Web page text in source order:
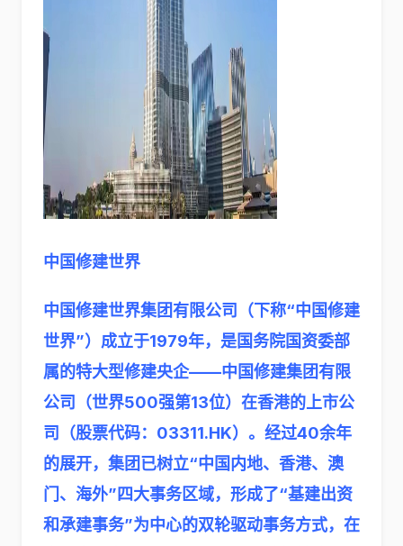
中国修建世界
中国修建世界集团有限公司（下称“中国修建
世界”）成立于1979年，是国务院国资委部
属的特大型修建央企——中国修建集团有限
公司（世界500强第13位）在香港的上市公
司（股票代码：03311.HK）。经过40余年
的展开，集团已树立“中国内地、香港、澳
门、海外”四大事务区域，形成了“基建出资
和承建事务”为中心的双轮驱动事务方式，在